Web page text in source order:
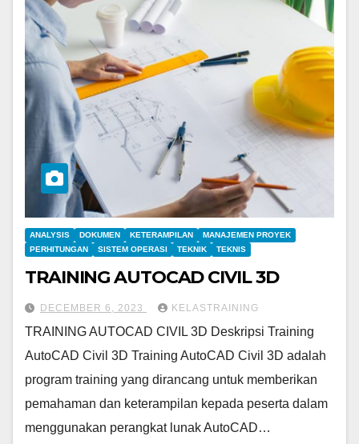
ANALYSIS DOKUMEN KETERAMPILAN
MANAJEMEN PROYEK
PERHITUNGAN
SISTEM OPERASI TEKNIK TEKNIS
TRAINING AUTOCAD CIVIL 3D
DECEMBER 6, 2023 KELASTRAINING
TRAINING AUTOCAD CIVIL 3D Deskripsi Training
AutoCAD Civil 3D Training AutoCAD Civil 3D adalah
program training yang dirancang untuk memberikan
pemahaman dan keterampilan kepada peserta dalam
menggunakan perangkat lunak AutoCAD…